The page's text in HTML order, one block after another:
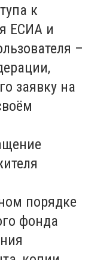
к
ЕСИА и
–
заявку на
порядке
фонда